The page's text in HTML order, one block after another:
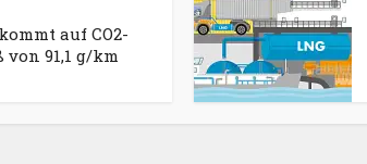
auf CO2-
von 91,1 g/km